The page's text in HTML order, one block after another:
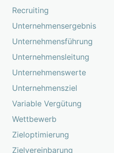
Recruiting
Unternehmensergebnis
Unternehmensführung
Unternehmensleitung
Unternehmenswerte
Unternehmensziel
Variable Vergütung
Wettbewerb
Zieloptimierung
Zielvereinbarung